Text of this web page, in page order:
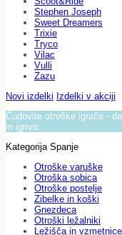
Stephen Joseph
Sweet Dreamers
Trixie
Tryco
Vilac
Vulli
Zazu
Novi izdelki Izdelki v akciji
Čudovite otroške igrače -
in igrivo.
Kategorija Spanje
Otroške varuške
Otroška sobica
Otroške postelje
Zibelke in koški
Gnezdeca
Otroški ležalniki
Ležišča in vzmetnice